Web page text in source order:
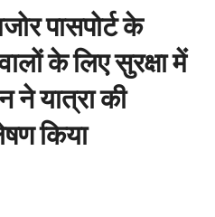
पासपोर्ट के
के लिए सुरक्षा में
ने यात्रा की
किया